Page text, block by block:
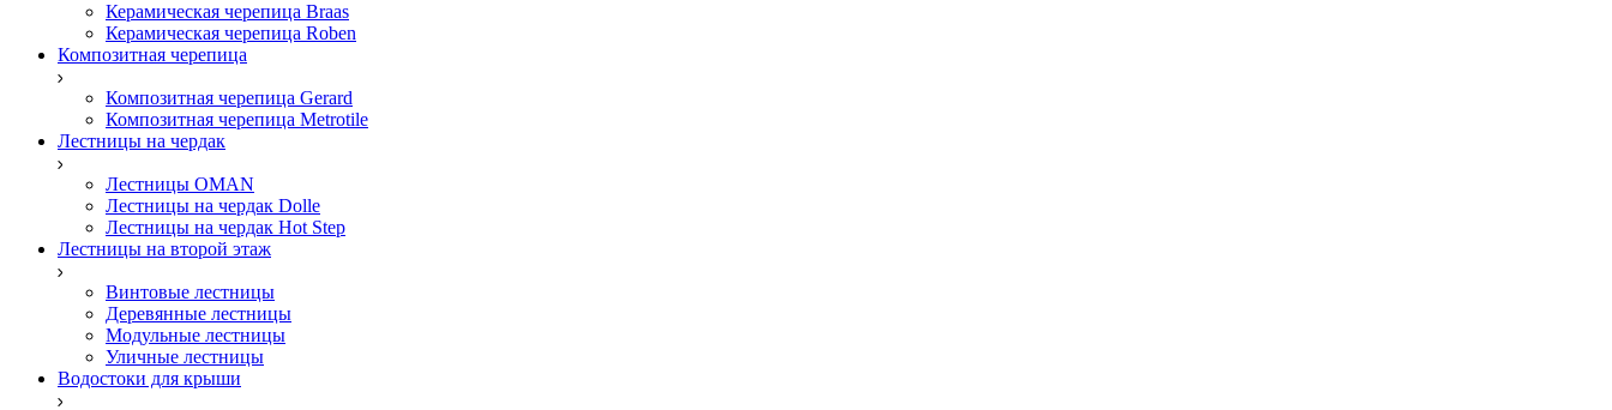
Керамическая черепица Braas
Керамическая черепица Roben
Композитная черепица
Композитная черепица Gerard
Композитная черепица Metrotile
Лестницы на чердак
Лестницы OMAN
Лестницы на чердак Dolle
Лестницы на чердак Hot Step
Лестницы на второй этаж
Винтовые лестницы
Деревянные лестницы
Модульные лестницы
Уличные лестницы
Водостоки для крыши